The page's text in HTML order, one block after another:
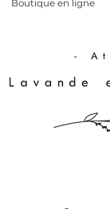
Boutique en ligne